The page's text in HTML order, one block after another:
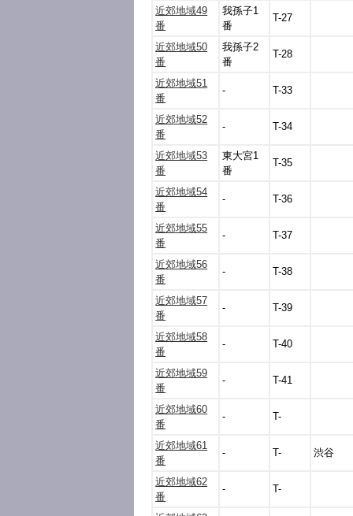
近郊地域49
番
我孫子1
番
T-27
近郊地域50
番
我孫子2
番
T-28
近郊地域51
番
- T-33
近郊地域52
番
- T-34
近郊地域53
番
東大宮1
番
T-35
近郊地域54
番
- T-36
近郊地域55
番
- T-37
近郊地域56
番
- T-38
近郊地域57
番
- T-39
近郊地域58
番
- T-40
近郊地域59
番
- T-41
近郊地域60
番
- T-
近郊地域61
番
- T- 渋谷
近郊地域62
番
- T-